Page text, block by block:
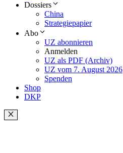
Dossiers
China
Strategiepapier
Abo
UZ abonnieren
Anmelden
UZ als PDF (Archiv)
UZ vom 7. August 2026
Spenden
Shop
DKP
Schließen